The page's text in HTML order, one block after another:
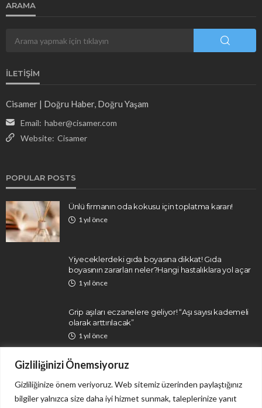
Gizliliğinizi Önemsiyoruz
Gizliliğinize önem veriyoruz. Web sitemiz üzerinden paylaştığınız
bilgiler yalnızca size daha iyi hizmet sunmak, taleplerinize yanıt
ARAMA
İLETIŞIM
Cisamer | Doğru Haber, Doğru Yaşam
Email: haber@cisamer.com
Website: Cisamer
POPULAR POSTS
Ünlü firmanın oda kokusu için toplatma kararı!
1 yıl önce
Yiyeceklerdeki gıda boyasına dikkat! Gıda
boyasının zararları neler?Hangi hastalıklara yol açar
1 yıl önce
Grip aşıları eczanelere geliyor! “Aşı sayısı kademeli
olarak arttırılacak”
1 yıl önce